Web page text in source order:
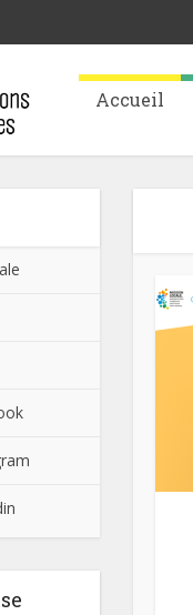
Accueil